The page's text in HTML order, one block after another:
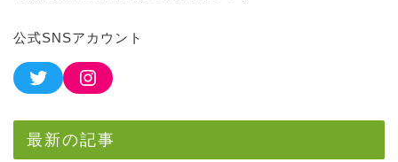
公式SNSアカウント
最新の記事